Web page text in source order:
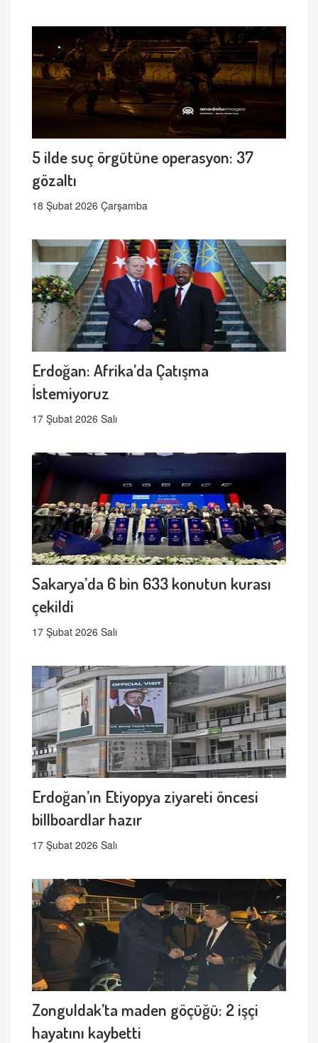
5 ilde suç örgütüne operasyon: 37
gözaltı
18 Şubat 2026 Çarşamba
Erdoğan: Afrika’da Çatışma
İstemiyoruz
17 Şubat 2026 Salı
Sakarya’da 6 bin 633 konutun kurası
çekildi
17 Şubat 2026 Salı
Erdoğan’ın Etiyopya ziyareti öncesi
billboardlar hazır
17 Şubat 2026 Salı
Zonguldak’ta maden göçüğü: 2 işçi
hayatını kaybetti